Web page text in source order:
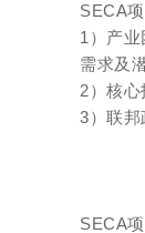
SECA
1）产
需求及
2）核
3）联邦
SECA